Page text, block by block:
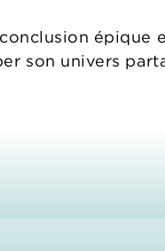
épique
son univers